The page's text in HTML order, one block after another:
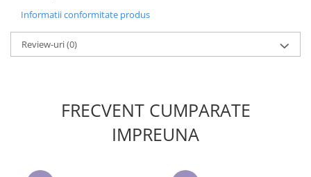
Informatii conformitate produs
Review-uri(0)
FRECVENT CUMPARATE
IMPREUNA